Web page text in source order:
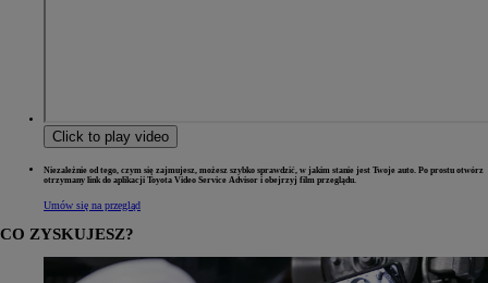
Click to play video
Niezależnie od tego, czym się zajmujesz, możesz szybko sprawdzić, w jakim stanie jest Twoje auto. Po prostu otwórz
otrzymany link do aplikacji Toyota Video Service Advisor i obejrzyj film przeglądu.
Umów się na przegląd
CO ZYSKUJESZ?